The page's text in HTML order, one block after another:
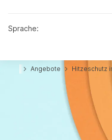
Sprache:
Angebote Hitzeschutz
Hitzeschutz in
Pflege – 2024